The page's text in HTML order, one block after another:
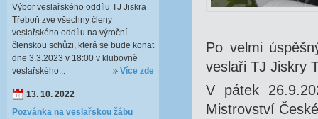
Po velmi
veslaři TJ Jiskry
V pátek
Mistrovství
Výbor veslařského oddílu TJ Jiskra
Třeboň zve všechny členy
veslařského oddílu na výroční
členskou schůzi, která se bude konat
dne 3.3.2023 v 18:00 v klubovně
veslařského...
Více zde
13. 10. 2022
Pozvánka na veslařskou žábu